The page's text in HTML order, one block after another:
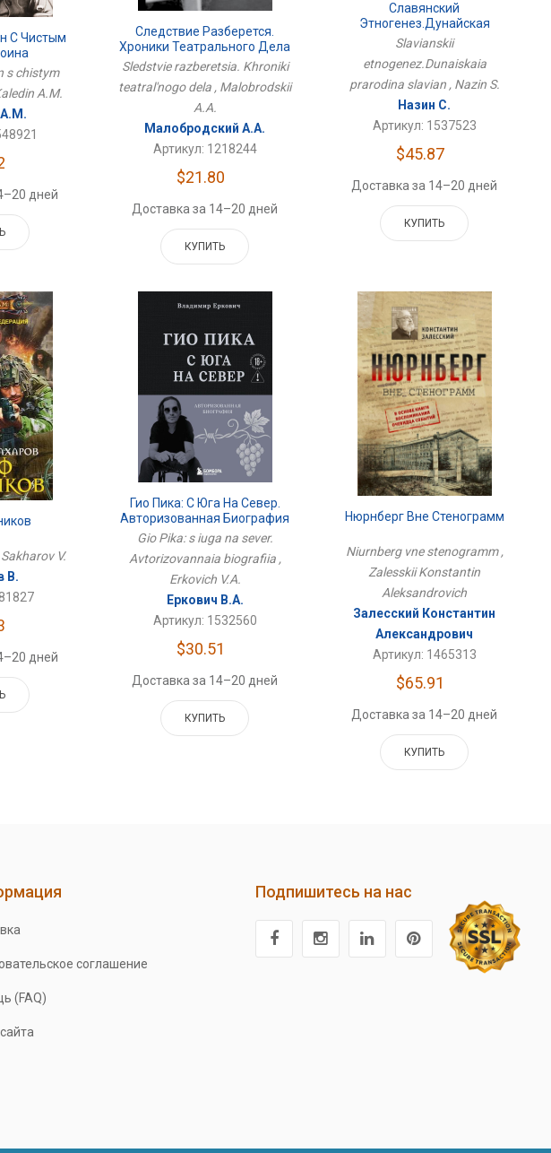
С Чистым
s chistym
A.M.
А.М.
дней
Следствие Разберется.
Хроники Театрального Дела
Sledstvie razberetsia. Khroniki
teatral'nogo dela , Malobrodskii
A.A.
Малобродский А.А.
Артикул: 1218244
$21.80
Доставка за 14–20 дней
КУПИТЬ
Славянский
Этногенез.Дунайская
Прародина Славян
Slavianskii
etnogenez.Dunaiskaia
prarodina slavian , Nazin S.
Назин С.
Артикул: 1537523
$45.87
Доставка за 14–20 дней
КУПИТЬ
V.
В.
дней
Гио Пика: С Юга На Север.
Авторизованная Биография
Gio Pika: s iuga na sever.
Avtorizovannaia biografiia ,
Erkovich V.A.
Еркович В.А.
Артикул: 1532560
$30.51
Доставка за 14–20 дней
КУПИТЬ
Нюрнберг Вне Стенограмм
Niurnberg vne stenogramm ,
Zalesskii Konstantin
Aleksandrovich
Залесский Константин
Александрович
Артикул: 1465313
$65.91
Доставка за 14–20 дней
КУПИТЬ
соглашение
(FAQ)
Подпишитесь на нас